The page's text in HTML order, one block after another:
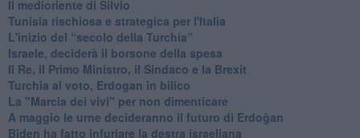
Il medioriente di Silvio
Tunisia rischiosa e strategica per l'Italia
L'inizio del “secolo della Turchia”
Israele, deciderà il borsone della spesa
Il Re, il Primo Ministro, il Sindaco e la Brexit
Turchia al voto, Erdogan in bilico
La "Marcia dei vivi" per non dimenticare
A maggio le urne decideranno il futuro di Erdoğan
Biden ha fatto infuriare la destra israeliana